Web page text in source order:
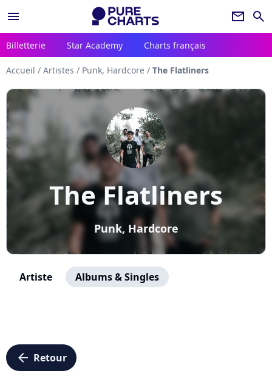
menu newsletter search
Billetterie Star Academy Charts français
Accueil / Artistes / Punk, Hardcore / The Flatliners
The Flatliners
Punk, Hardcore
Artiste Albums & Singles
arrow_left Retour